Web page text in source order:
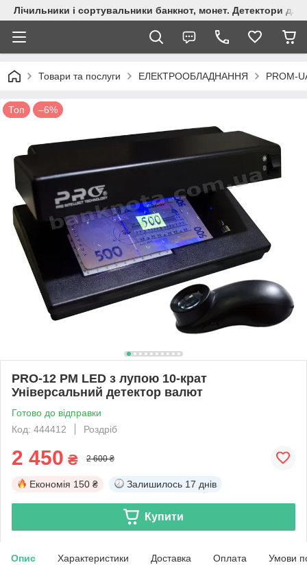
Лічильники і сортувальники банкнот, монет. Детектори для
Товари та послуги ЕЛЕКТРООБЛАДНАННЯ PROM-
Топ –6%
PRO-12 PM LED з лупою 10-крат
Універсальний детектор валют
Готово до відправки
Код: 444412
Роздріб
2 450 ₴ 2 600 ₴
Економія 150 ₴ Залишилось 17 днів
Купити
Опис Характеристики Доставка Оплата Умови